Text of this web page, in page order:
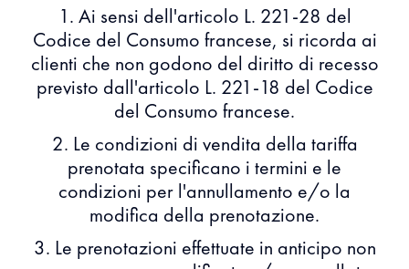
1. Ai sensi dell'articolo L. 221-28 del
Codice del Consumo francese, si ricorda ai
clienti che non godono del diritto di recesso
previsto dall'articolo L. 221-18 del Codice
del Consumo francese.
2. Le condizioni di vendita della tariffa
prenotata specificano i termini e le
condizioni per l'annullamento e/o la
modifica della prenotazione.
3. Le prenotazioni effettuate in anticipo non